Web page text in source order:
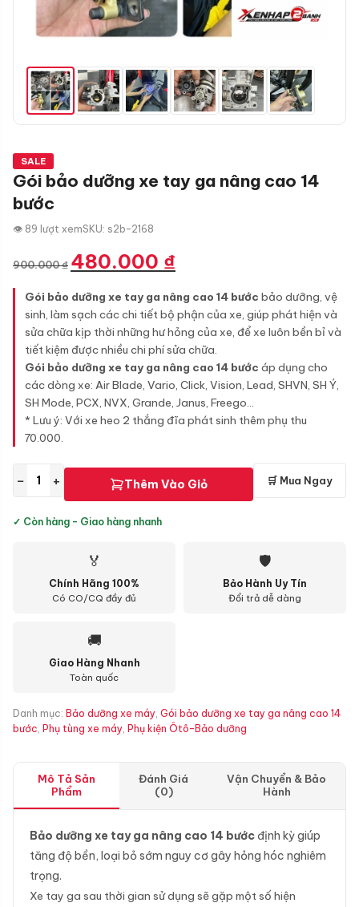
SALE
Gói bảo dưỡng xe tay ga nâng cao 14
bước
👁 89 lượt xemSKU: s2b-2168
900.000₫
Giá
gốc
là:
900.000 ₫.
480.000 ₫
hiện
tại
là:
480.000 ₫.
Gói bảo dưỡng xe tay ga nâng cao 14 bước bảo dưỡng, vệ
sinh, làm sạch các chi tiết bộ phận của xe, giúp phát hiện và
sửa chữa kịp thời những hư hỏng của xe, để xe luôn bền bỉ và
tiết kiệm được nhiều chi phí sửa chữa.
Gói bảo dưỡng xe tay ga nâng cao 14 bước áp dụng cho
các dòng xe: Air Blade, Vario, Click, Vision, Lead, SHVN, SH Ý,
SH Mode, PCX, NVX, Grande, Janus, Freego...
* Lưu ý: Với xe heo 2 thắng đĩa phát sinh thêm phụ thu
70.000.
− + Thêm Vào Giỏ 🛒 Mua Ngay
✓ Còn hàng - Giao hàng nhanh
🏅
Chính Hãng 100%
Có CO/CQ đầy đủ
🛡
Bảo Hành Uy Tín
Đổi trả dễ dàng
🚚
Giao Hàng Nhanh
Toàn quốc
Danh mục: Bảo dưỡng xe máy, Gói bảo dưỡng xe tay ga nâng cao 14
bước, Phụ tùng xe máy, Phụ kiện Ôtô-Bảo dưỡng
Mô Tả Sản
Phẩm
Đánh Giá
(0)
Vận Chuyển & Bảo
Hành
Bảo dưỡng xe tay ga nâng cao 14 bước định kỳ giúp
tăng độ bền, loại bỏ sớm nguy cơ gây hỏng hóc nghiêm
trọng.
Xe tay ga sau thời gian sử dụng sẽ gặp một số hiện